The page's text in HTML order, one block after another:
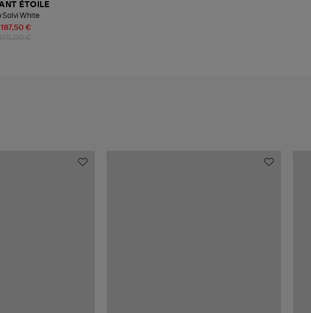
187,50 €
ÉTOILE
Solvi White